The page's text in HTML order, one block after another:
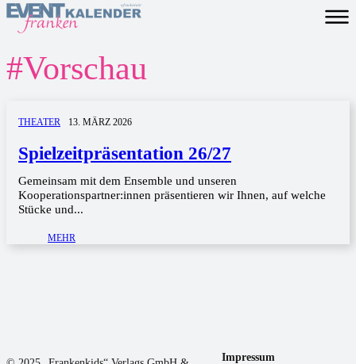
#Vorschau
THEATER 13. MÄRZ 2026
Spielzeit­­prä­sentation 26/27
Gemeinsam mit dem Ensemble und unseren
Kooperationspartner:innen präsentieren wir Ihnen, auf welche
Stücke und...
MEHR
Impressum